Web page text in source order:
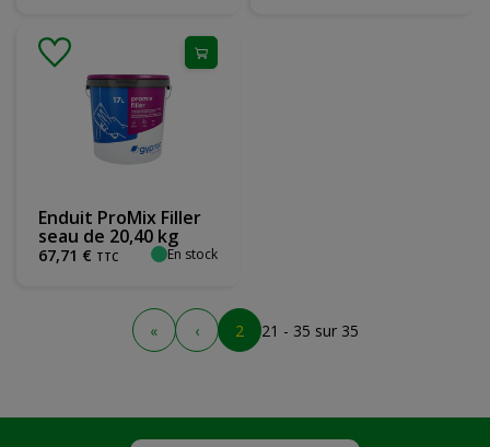
Enduit ProMix Filler
seau de 20,40 kg
67,71 € TTC En stock
« ‹ 2 21 - 35 sur 35